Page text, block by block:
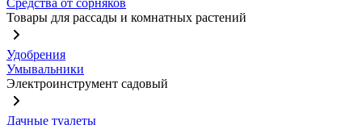
Средства от сорняков
Товары для рассады и комнатных растений
Удобрения
Умывальники
Электроинструмент садовый
Дачные туалеты